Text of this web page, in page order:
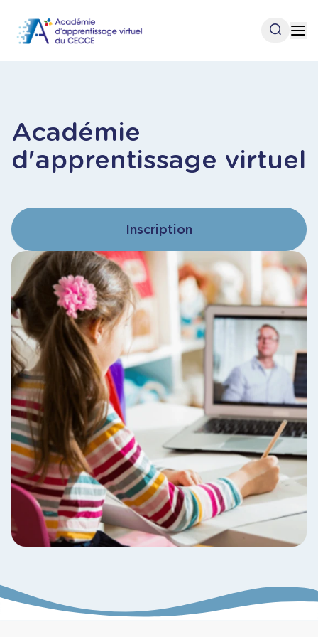
contenu
Open
Académie
d'apprentissage virtuel
Inscription